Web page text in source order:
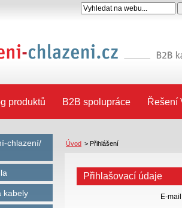
produktů B2B spolupráce Řešení
chlazení/
kabely
Úvod > Přihlášení
Přihlašovací údaje
E-